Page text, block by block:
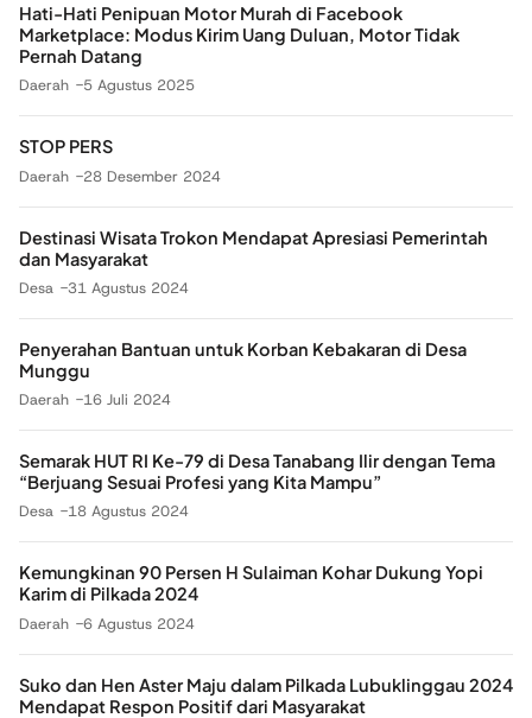
Hati-Hati Penipuan Motor Murah di Facebook
Marketplace: Modus Kirim Uang Duluan, Motor Tidak
Pernah Datang
Daerah 5 Agustus 2025
STOP PERS
Daerah 28 Desember 2024
Destinasi Wisata Trokon Mendapat Apresiasi Pemerintah
dan Masyarakat
Desa 31 Agustus 2024
Penyerahan Bantuan untuk Korban Kebakaran di Desa
Munggu
Daerah 16 Juli 2024
Semarak HUT RI Ke-79 di Desa Tanabang Ilir dengan Tema
“Berjuang Sesuai Profesi yang Kita Mampu”
Desa 18 Agustus 2024
Kemungkinan 90 Persen H Sulaiman Kohar Dukung Yopi
Karim di Pilkada 2024
Daerah 6 Agustus 2024
Suko dan Hen Aster Maju dalam Pilkada Lubuklinggau 2024
Mendapat Respon Positif dari Masyarakat